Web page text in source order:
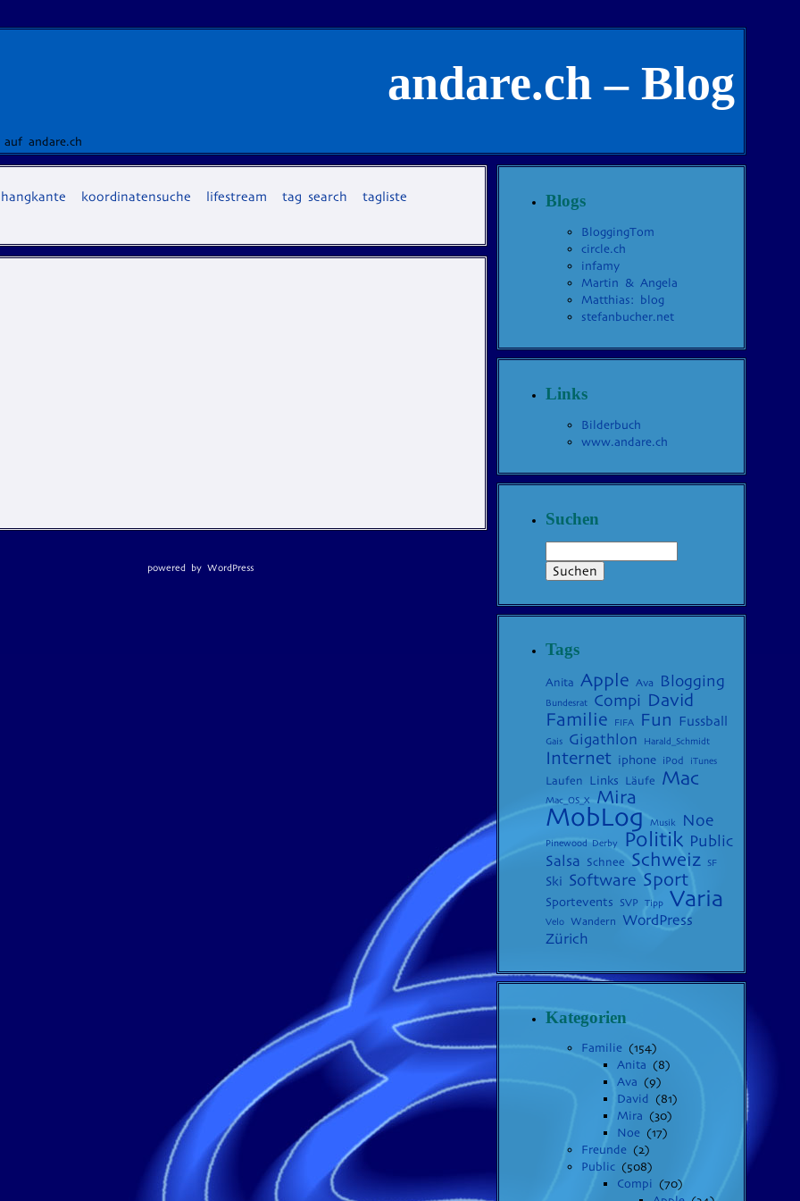
andare.ch – Blog
andare.ch
hangkante koordinatensuche lifestream tag search
tagliste
Blogs
BloggingTom
circle.ch
infamy
Martin & Angela
Matthias: blog
stefanbucher.net
Links
Bilderbuch
www.andare.ch
Suchen
Tags
Anita Apple Ava Blogging
Bundesrat Compi David
Familie FIFA Fun Fussball
Gais Gigathlon Harald_Schmidt
Internet iphone iPod iTunes
Laufen Links Läufe Mac
Mac_OS_X Mira
MobLog Musik Noe
Pinewood Derby Politik Public
Salsa Schnee Schweiz SF
Ski Software Sport
Sportevents SVP Tipp Varia
Velo Wandern
WordPress
Zürich
Kategorien
Familie (154)
Anita (8)
Ava (9)
David
(81)
Mira (30)
Noe (17)
Freunde (2)
Public (508)
Compi (70)
powered by WordPress